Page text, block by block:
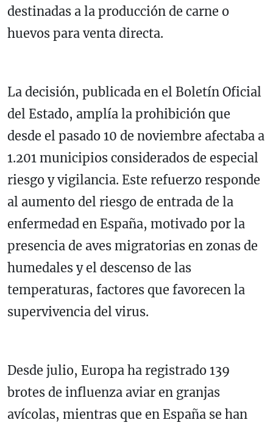
destinadas a la producción de carne o
huevos para venta directa.
La decisión, publicada en el Boletín Oficial
del Estado, amplía la prohibición que
desde el pasado 10 de noviembre afectaba a
1.201 municipios considerados de especial
riesgo y vigilancia. Este refuerzo responde
al aumento del riesgo de entrada de la
enfermedad en España, motivado por la
presencia de aves migratorias en zonas de
humedales y el descenso de las
temperaturas, factores que favorecen la
supervivencia del virus.
Desde julio, Europa ha registrado 139
brotes de influenza aviar en granjas
avícolas, mientras que en España se han